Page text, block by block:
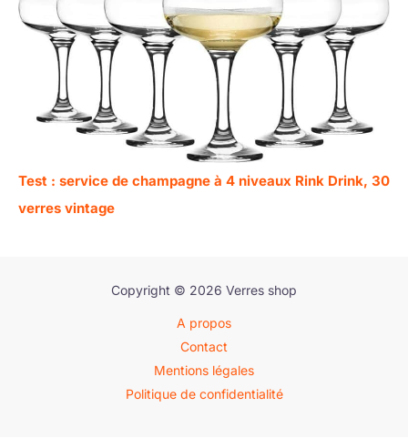
Test : service de champagne à 4 niveaux Rink Drink, 30
verres vintage
Copyright © 2026 Verres shop
A propos
Contact
Mentions légales
Politique de confidentialité